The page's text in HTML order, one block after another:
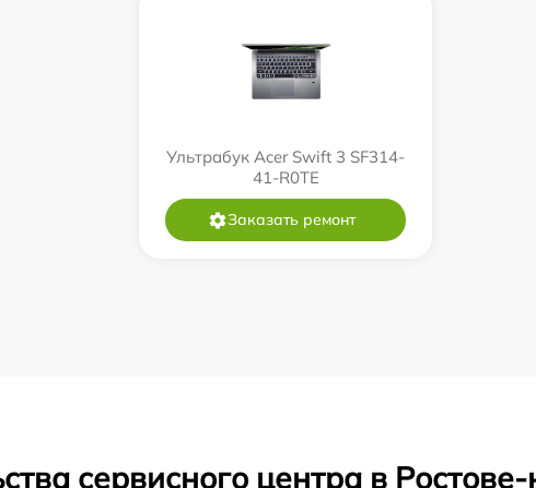
Ультрабук Acer Swift 3 SF314-
41-R0TE
Заказать ремонт
сервисного центра в